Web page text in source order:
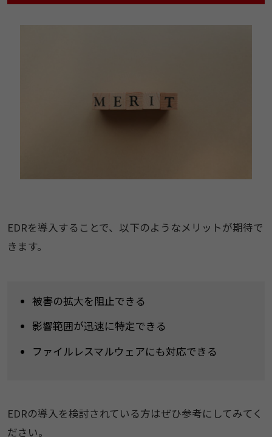
EDRを導入することで、以下のようなメリットが期待で
きます。
被害の拡大を阻止できる
影響範囲が迅速に特定できる
ファイルレスマルウェアにも対応できる
EDRの導入を検討されている方はぜひ参考にしてみてく
ださい。